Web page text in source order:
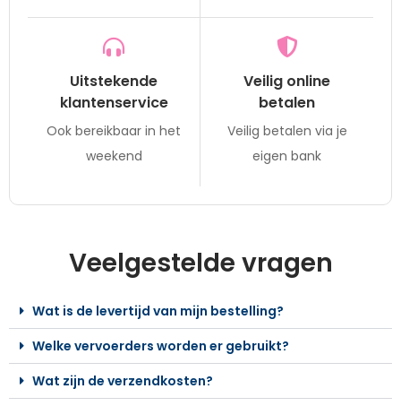
Uitstekende
klantenservice
Ook bereikbaar in het
weekend
Veilig online
betalen
Veilig betalen via je
eigen bank
Veelgestelde vragen
Wat is de levertijd van mijn bestelling?
Welke vervoerders worden er gebruikt?
Wat zijn de verzendkosten?